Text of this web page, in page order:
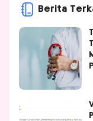
Berita